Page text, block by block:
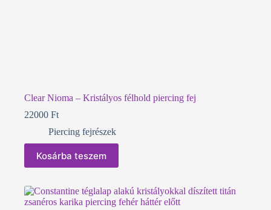
Clear Nioma – Kristályos félhold piercing fej
22000 Ft
Piercing fejrészek
Kosárba teszem